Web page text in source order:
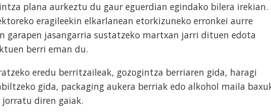
plana aurkeztu du gaur eguerdian egindako bilera irekian.
eragileekin elkarlanean etorkizuneko erronkei aurre
garapen jasangarria sustatzeko martxan jarri dituen edota
berri eman du.
eredu berritzaileak, gozogintza berriaren gida, haragi
gida, packaging aukera berriak edo alkohol maila
diren gaiak.